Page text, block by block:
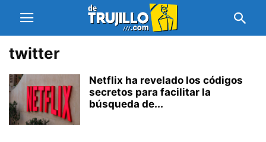
twitter
Netflix ha revelado los códigos
secretos para facilitar la
búsqueda de...